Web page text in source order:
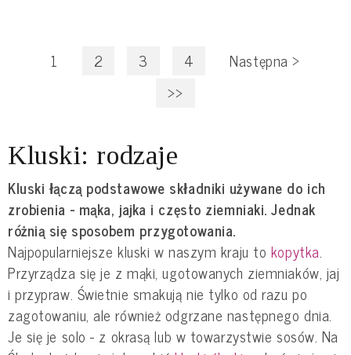
1 2 3 4 Następna>
>>
Kluski: rodzaje
Kluski łączą podstawowe składniki używane do ich
zrobienia - mąka, jajka i często ziemniaki. Jednak
różnią się sposobem przygotowania.
Najpopularniejsze kluski w naszym kraju to kopytka.
Przyrządza się je z mąki, ugotowanych ziemniaków, jaj
i przypraw. Świetnie smakują nie tylko od razu po
zagotowaniu, ale również odgrzane następnego dnia.
Je się je solo - z okrasą lub w towarzystwie sosów. Na